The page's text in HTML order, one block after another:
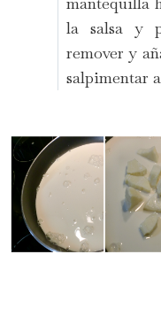
la salsa y
remover y
salpimentar